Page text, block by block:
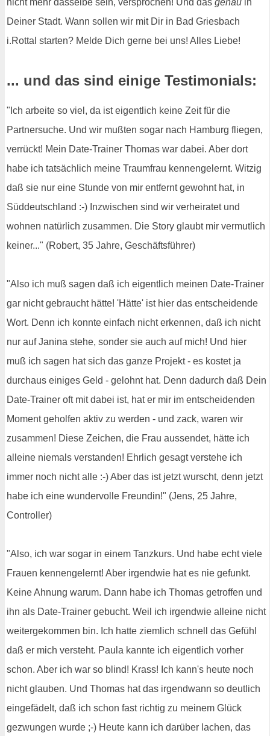
nicht mehr dasselbe sein, versprochen! Und das genau in
Deiner Stadt. Wann sollen wir mit Dir in Bad Griesbach
i.Rottal starten? Melde Dich gerne bei uns! Alles Liebe!
... und das sind einige Testimonials:
"Ich arbeite so viel, da ist eigentlich keine Zeit für die
Partnersuche. Und wir mußten sogar nach Hamburg fliegen,
verrückt! Mein Date-Trainer Thomas war dabei. Aber dort
habe ich tatsächlich meine Traumfrau kennengelernt. Witzig
daß sie nur eine Stunde von mir entfernt gewohnt hat, in
Süddeutschland :-) Inzwischen sind wir verheiratet und
wohnen natürlich zusammen. Die Story glaubt mir vermutlich
keiner..." (Robert, 35 Jahre, Geschäftsführer)
"Also ich muß sagen daß ich eigentlich meinen Date-Trainer
gar nicht gebraucht hätte! 'Hätte' ist hier das entscheidende
Wort. Denn ich konnte einfach nicht erkennen, daß ich nicht
nur auf Janina stehe, sonder sie auch auf mich! Und hier
muß ich sagen hat sich das ganze Projekt - es kostet ja
durchaus einiges Geld - gelohnt hat. Denn dadurch daß Dein
Date-Trainer oft mit dabei ist, hat er mir im entscheidenden
Moment geholfen aktiv zu werden - und zack, waren wir
zusammen! Diese Zeichen, die Frau aussendet, hätte ich
alleine niemals verstanden! Ehrlich gesagt verstehe ich
immer noch nicht alle :-) Aber das ist jetzt wurscht, denn jetzt
habe ich eine wundervolle Freundin!" (Jens, 25 Jahre,
Controller)
"Also, ich war sogar in einem Tanzkurs. Und habe echt viele
Frauen kennengelernt! Aber irgendwie hat es nie gefunkt.
Keine Ahnung warum. Dann habe ich Thomas getroffen und
ihn als Date-Trainer gebucht. Weil ich irgendwie alleine nicht
weitergekommen bin. Ich hatte ziemlich schnell das Gefühl
daß er mich versteht. Paula kannte ich eigentlich vorher
schon. Aber ich war so blind! Krass! Ich kann's heute noch
nicht glauben. Und Thomas hat das irgendwann so deutlich
eingefädelt, daß ich schon fast richtig zu meinem Glück
gezwungen wurde ;-) Heute kann ich darüber lachen, das